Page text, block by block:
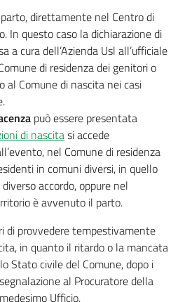
direttamente nel Centro di
In questo caso la dichiarazione di
a cura dell’Azienda Usl all’ufficiale
di residenza dei genitori o
al Comune di nascita nei casi
può essere presentata
di nascitasi accede
nel Comune di residenza
in comuni diversi, in quello
accordo, oppure nel
è avvenuto il parto.
di provvedere tempestivamente
in quanto il ritardo o la mancata
Stato civile del Comune, dopo i
al Procuratore della
Ufficio.